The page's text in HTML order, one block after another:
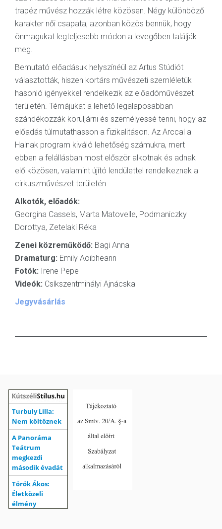
trapéz művész hozzák létre közösen. Négy különböző
karakter női csapata, azonban közös bennük, hogy
önmagukat legteljesebb módon a levegőben találják
meg.
Bemutató előadásuk helyszínéül az Artus Stúdiót
választották, hiszen kortárs művészeti szemléletük
hasonló igényekkel rendelkezik az előadóművészet
területén. Témájukat a lehető legalaposabban
szándékozzák körüljárni és személyessé tenni, hogy az
előadás túlmutathasson a fizikalitáson. Az Arccal a
Halnak program kiváló lehetőség számukra, mert
ebben a felállásban most először alkotnak és adnak
elő közösen, valamint újító lendülettel rendelkeznek a
cirkuszművészet területén.
Alkotók, előadók:
Georgina Cassels, Marta Matovelle, Podmaniczky
Dorottya, Zetelaki Réka
Zenei közreműködő: Bagi Anna
Dramaturg: Emily Aoibheann
Fotók: Irene Pepe
Videók: Csíkszentmihályi Ajnácska
Jegyvásárlás